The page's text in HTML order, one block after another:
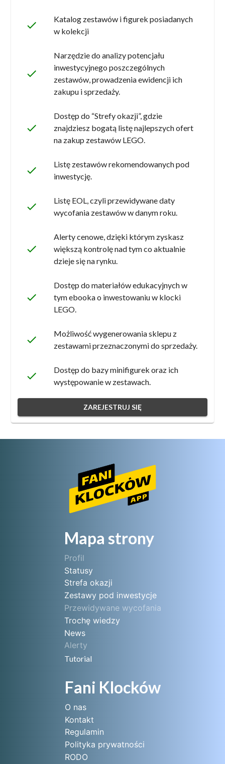
done
Katalog zestawów i figurek posiadanych
w kolekcji
done
Narzędzie do analizy potencjału
inwestycyjnego poszczególnych
zestawów, prowadzenia ewidencji ich
zakupu i sprzedaży.
done
Dostęp do “Strefy okazji”, gdzie
znajdziesz bogatą listę najlepszych ofert
na zakup zestawów LEGO.
done
Listę zestawów rekomendowanych pod
inwestycję.
done
Listę EOL, czyli przewidywane daty
wycofania zestawów w danym roku.
done
Alerty cenowe, dzięki którym zyskasz
większą kontrolę nad tym co aktualnie
dzieje się na rynku.
done
Dostęp do materiałów edukacyjnych w
tym ebooka o inwestowaniu w klocki
LEGO.
done
Możliwość wygenerowania sklepu z
zestawami przeznaczonymi do sprzedaży.
done
Dostęp do bazy minifigurek oraz ich
występowanie w zestawach.
ZAREJESTRUJ SIĘ
Mapa strony
Profil
Statusy
Strefa okazji
Zestawy pod inwestycje
Przewidywane wycofania
Trochę wiedzy
News
Alerty
Tutorial
Fani Klocków
O nas
Kontakt
Regulamin
Polityka prywatności
RODO